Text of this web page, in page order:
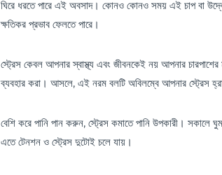
ঘিরে ধরতে পারে এই অবসাদ। কোনও কোনও সময় এই চাপ বা
ক্ষতিকর প্রভাব ফেলতে পারে।
স্ট্রেস কেবল আপনার স্বাস্থ্য এবং জীবনকেই নয় আপনার
ব্যবহার করা। আসলে, এই নরম বলটি অবিলম্বে আপনার স্ট্রেস
বেশি করে পানি পান করুন, স্ট্রেস কমাতে পানি উপকারী।
এতে টেনশন ও স্ট্রেস দুটোই চলে যায়।